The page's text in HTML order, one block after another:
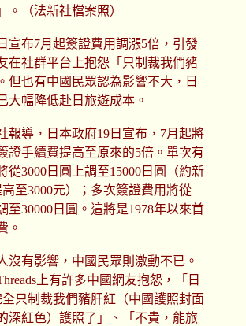
。（法新社檔案照）
宣布7月起簽證費用調漲5倍，引發
在社群平台上抱怨「只制裁我們豬
但也有中國民眾認為影響不大，日
大幅降低赴日旅遊成本。
報導，日本政府19日宣布，7月起將
證手續費提高至原來的5倍。單次有
從3000日圓上調至15000日圓（約新
高至3000元）；多次簽證費用將從
至30000日圓。這將是1978年以來首
。
沒有影響，中國民眾則激動不已。
上有許多中國網友抱怨，「日
只制裁我們豬肝紅（中國護照封面
深紅色）護照了」、「不貴，能旅